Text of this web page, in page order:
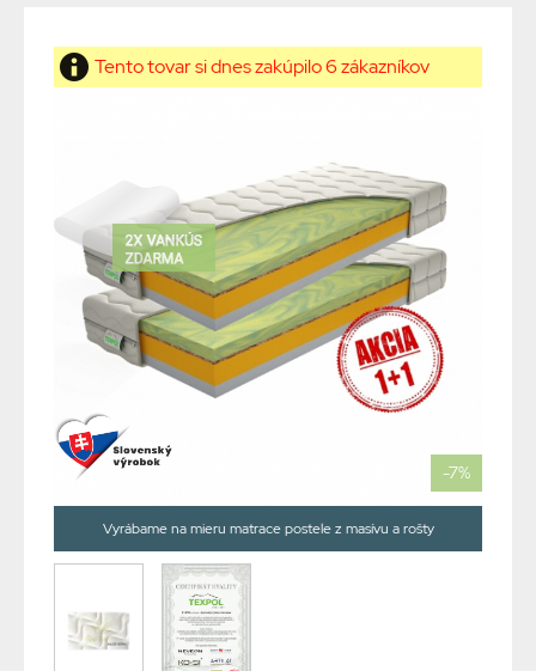
Tento tovar si dnes zakúpilo 6 zákazníkov
-7%
Vyrábame na mieru matrace postele z masívu a rošty